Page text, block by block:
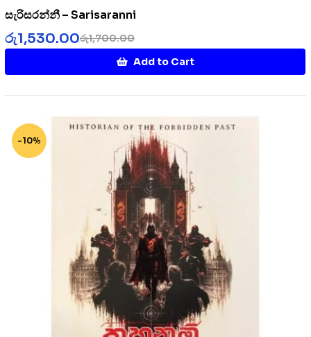
සැරිසරන්නී – Sarisaranni
රු1,700.00
රු1,530.00
Add to Cart
-10%